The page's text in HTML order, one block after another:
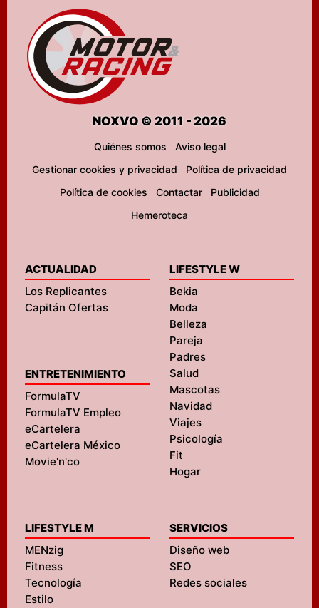
NOXVO © 2011 - 2026
Quiénes somos
Aviso legal
Gestionar cookies y privacidad
Política de privacidad
Política de cookies
Contactar
Publicidad
Hemeroteca
ACTUALIDAD
Los Replicantes
Capitán Ofertas
ENTRETENIMIENTO
FormulaTV
FormulaTV Empleo
eCartelera
eCartelera México
Movie'n'co
LIFESTYLE W
Bekia
Moda
Belleza
Pareja
Padres
Salud
Mascotas
Navidad
Viajes
Psicología
Fit
Hogar
LIFESTYLE M
MENzig
Fitness
Tecnología
Estilo
SERVICIOS
Diseño web
SEO
Redes sociales